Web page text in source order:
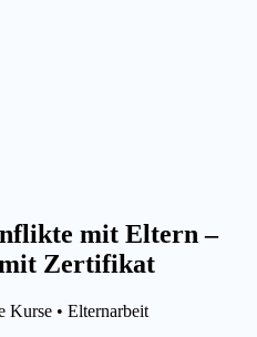
mit Eltern –
Zertifikat
Kurse • Elternarbeit